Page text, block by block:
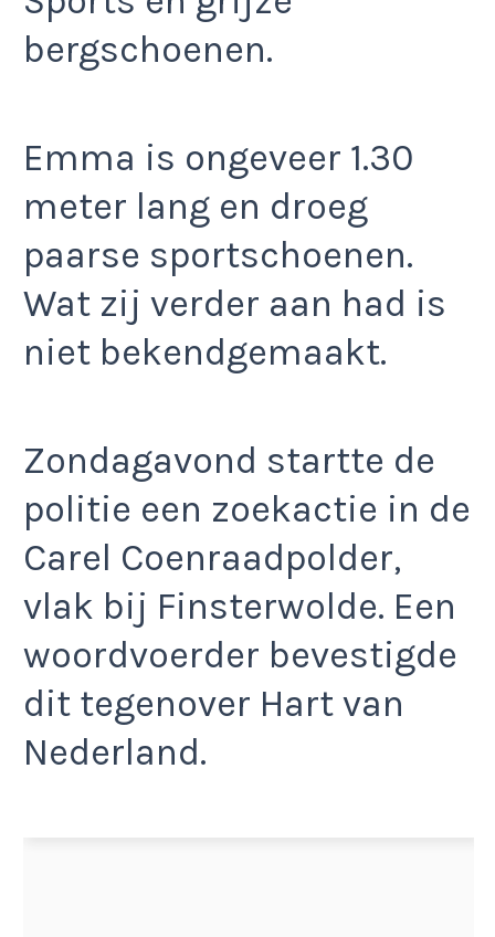
bergschoenen.
Emma is ongeveer 1.30
meter lang en droeg
paarse sportschoenen.
Wat zij verder aan had is
niet bekendgemaakt.
Zondagavond startte de
politie een zoekactie in de
Carel Coenraadpolder,
vlak bij Finsterwolde. Een
woordvoerder bevestigde
dit tegenover Hart van
Nederland.